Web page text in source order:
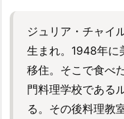
ジュリア・チャイ
生まれ。1948年に
移住。そこで食べ
門料理学校である
る。その後料理教